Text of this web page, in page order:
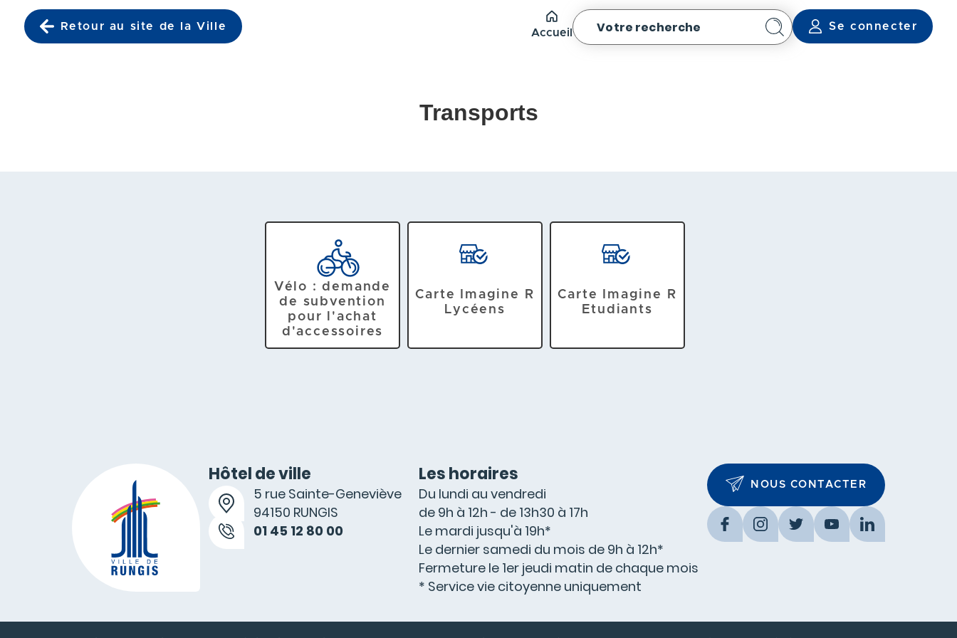
Retour au site de la Ville
Accueil Votre recherche Rechercher Se connecter
Transports
Vélo : demande
de subvention
pour l'achat
d'accessoires
Carte Imagine R
Lycéens
Carte Imagine R
Etudiants
Hôtel de ville
5 rue Sainte-Geneviève
94150 RUNGIS
01 45 12 80 00
Les horaires
Du lundi au vendredi
de 9h à 12h - de 13h30 à 17h
Le mardi jusqu'à 19h*
Le dernier samedi du mois de 9h à 12h*
Fermeture le 1er jeudi matin de chaque mois
* Service vie citoyenne uniquement
NOUS CONTACTER
FacebookInstagramTwitterYouTubeLinkedIn